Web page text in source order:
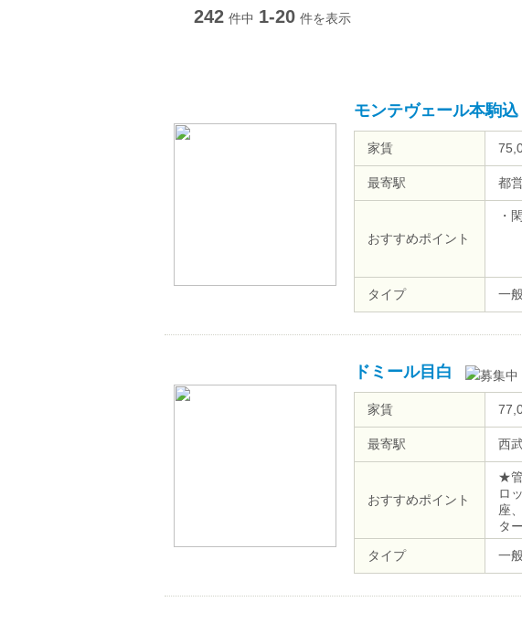
242 件中 1-20 件を表示
モンテヴェール本駒込
家賃
最寄駅 都
おすすめポイント
・
タイプ 一
ドミール目白
家賃
最寄駅 西
おすすめポイント
★
ロ
座
タ
ケ
タイプ
一